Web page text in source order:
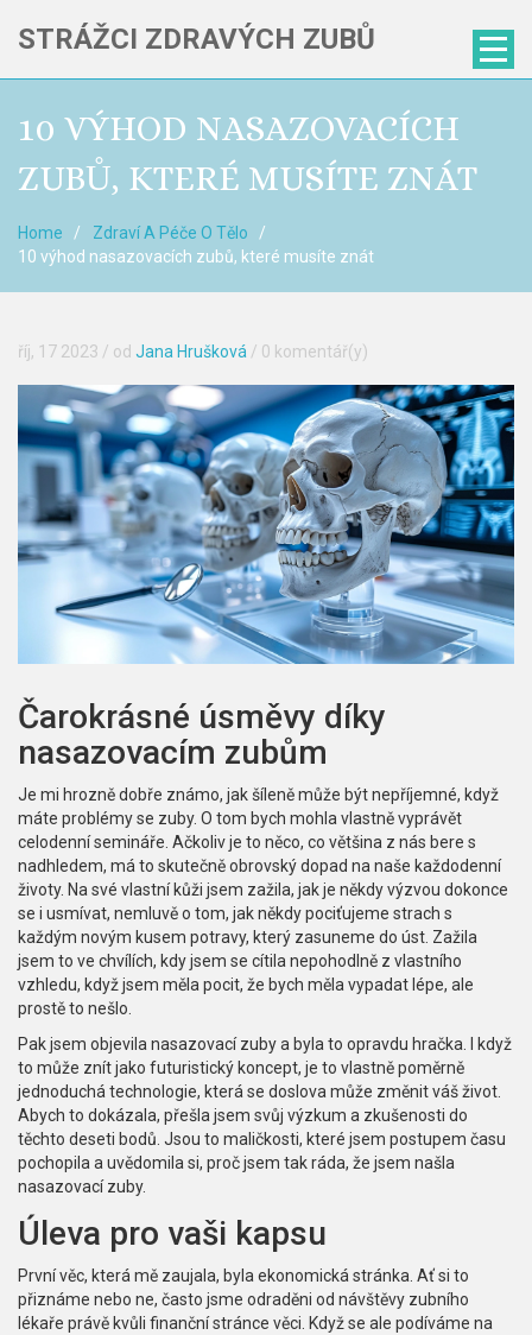
STRÁŽCI ZDRAVÝCH ZUBŮ
10 VÝHOD NASAZOVACÍCH
ZUBŮ, KTERÉ MUSÍTE ZNÁT
Home
Zdraví A Péče O Tělo
10 výhod nasazovacích zubů, které musíte znát
říj, 17 2023 / od Jana Hrušková / 0 komentář(y)
Čarokrásné úsměvy díky
nasazovacím zubům
Je mi hrozně dobře známo, jak šíleně může být nepříjemné, když
máte problémy se zuby. O tom bych mohla vlastně vyprávět
celodenní semináře. Ačkoliv je to něco, co většina z nás bere s
nadhledem, má to skutečně obrovský dopad na naše každodenní
životy. Na své vlastní kůži jsem zažila, jak je někdy výzvou dokonce
se i usmívat, nemluvě o tom, jak někdy pociťujeme strach s
každým novým kusem potravy, který zasuneme do úst. Zažila
jsem to ve chvílích, kdy jsem se cítila nepohodlně z vlastního
vzhledu, když jsem měla pocit, že bych měla vypadat lépe, ale
prostě to nešlo.
Pak jsem objevila nasazovací zuby a byla to opravdu hračka. I když
to může znít jako futuristický koncept, je to vlastně poměrně
jednoduchá technologie, která se doslova může změnit váš život.
Abych to dokázala, přešla jsem svůj výzkum a zkušenosti do
těchto deseti bodů. Jsou to maličkosti, které jsem postupem času
pochopila a uvědomila si, proč jsem tak ráda, že jsem našla
nasazovací zuby.
Úleva pro vaši kapsu
První věc, která mě zaujala, byla ekonomická stránka. Ať si to
přiznáme nebo ne, často jsme odraděni od návštěvy zubního
lékaře právě kvůli finanční stránce věci. Když se ale podíváme na